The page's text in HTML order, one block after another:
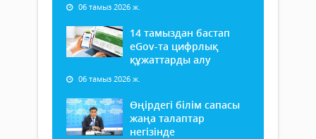
06 тамыз 2026 ж.
14 тамыздан бастап
еGov-та цифрлық
құжаттарды алу
06 тамыз 2026 ж.
Өңірдегі білім сапасы
жаңа талаптар
негізінде